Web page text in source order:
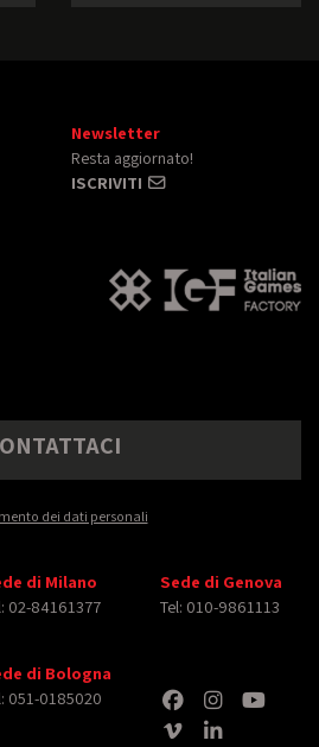
Newsletter
Resta aggiornato!
ISCRIVITI
dei dati personali
di Milano
02-84161377
Sede di Genova
Tel: 010-9861113
di Bologna
051-0185020